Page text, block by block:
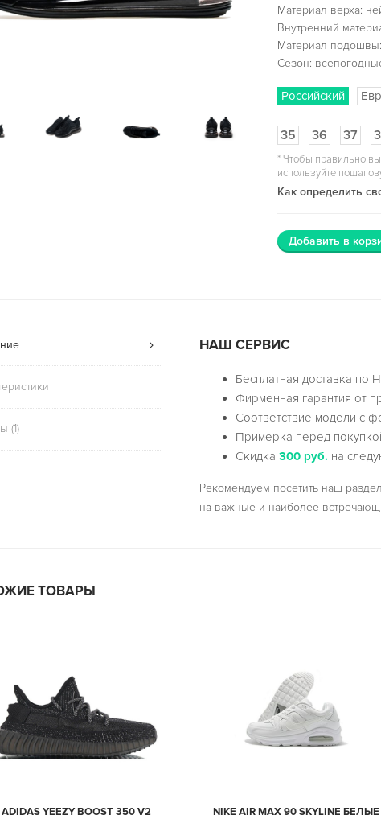
Материал верха:
Внутренний
Материал
Сезон:
Российский
35 36 37
*Чтобы правильно
используйте
Как определить
Добавить в
(1)
НАШ СЕРВИС
Бесплатная доставка по
Фирменная гарантия от
Соответствие модели с
Примерка перед
Скидка300 руб. на
Рекомендуем посетить наш
на важные и наиболее
ТОВАРЫ
ADIDAS YEEZY BOOST 350 V2
NIKE AIR MAX 90 SKYLINE БЕЛЫЕ